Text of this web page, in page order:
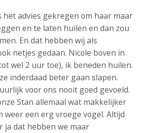
het advies gekregen om haar maar
en te laten huilen en dan zou
En dat hebben wij als
netjes gedaan. Nicole boven in
wel 2 uur toe), ik beneden huilen.
inderdaad beter gaan slapen.
voor ons nooit goed gevoeld.
Stan allemaal wat makkelijker
weer een erg vroege vogel. Altijd
ja dat hebben we maar